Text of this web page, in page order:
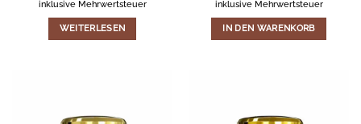
inklusive Mehrwertsteuer
WEITERLESEN
inklusive Mehrwertsteuer
IN DEN WARENKORB